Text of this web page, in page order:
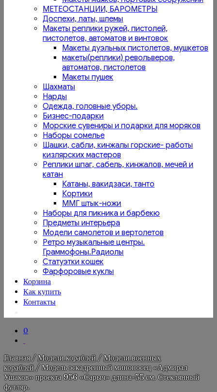
МЕТЕОСТАНЦИИ, БАРОМЕТРЫ
Доспехи, латы, шлемы
Макеты реплики ружей, пистолей,
пистолетов, автоматов и винтовок
Макеты дуэльных пистолетов, мушкетов
макеты(реплики) револьверов,
автоматов, пистолетов
Макеты пушек
Шахматы
Нарды
Одежда, головные уборы.
Бизнес-подарки
Морские сувениры и подарки для моряков
Наборы сомелье
Шашки, сабли, кинжалы горские- работы
кизлярских мастеров
Реплики шпаг, сабель, кинжалов, мечей и
катан
Катаны, вакидзаси, танто
Кортики
ММГ штык-ножи
Наборы для пикника и барбекю
Предметы интерьера
Модели самолетов и вертолетов
Ретро музыкальные центры.
Граммофоны.Радиолы
Статуэтки кошек
Фарфоровые куклы
Корзина
Как купить
Контакты
0
Главная/Модели кораблей /Модели военных
кораблей / Модель эскадренный миноносец «Адмирал
Ушаков» проекта 956 «Сарыч» длина-55 см. Стеклянный
футляр.